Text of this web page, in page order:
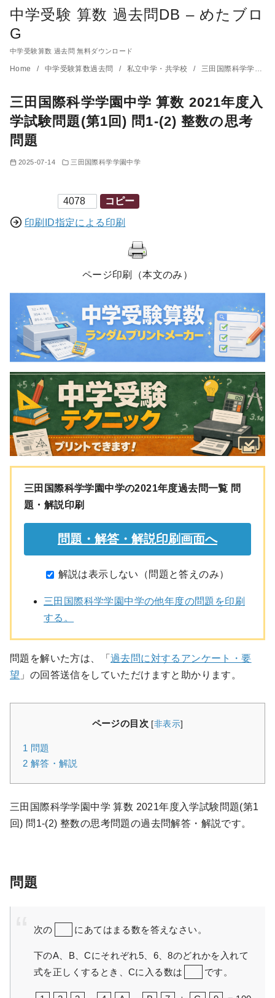
中学受験 算数 過去問DB – めたブロ
G
中学受験算数 過去問 無料ダウンロード
Home 中学受験算数過去問 私立中学・共学校 三田国際科学学園中学
三田国際科学学園中学 算数 2021年度入
学試験問題(第1回) 問1-(2) 整数の思考
問題
2025-07-14 三田国際科学学園中学
コピー
印刷ID指定による印刷
ページ印刷（本文のみ）
三田国際科学学園中学の2021年度過去問一覧 問
題・解説印刷
解説は表示しない（問題と答えのみ）
三田国際科学学園中学の他年度の問題を印刷
する。
問題を解いた方は、「 過去問に対するアンケート・要
望 」の回答送信をしていただけますと助かります。
ページの目次 [非表示]
1 問題
2 解答・解説
三田国際科学学園中学 算数 2021年度入学試験問題(第1
回) 問1-(2) 整数の思考問題の過去問解答・解説です。
問題
次の にあてはまる数を答えなさい。
下のA、B、Cにそれぞれ5、6、8のどれかを入れて
式を正しくするとき、Cに入る数は
です。